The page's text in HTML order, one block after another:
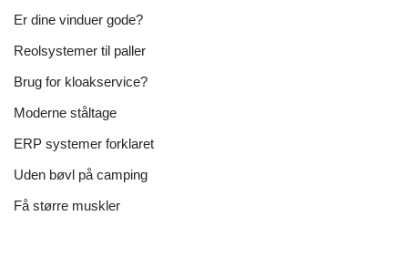
Er dine vinduer gode?
Reolsystemer til paller
Brug for kloakservice?
Moderne ståltage
ERP systemer forklaret
Uden bøvl på camping
Få større muskler